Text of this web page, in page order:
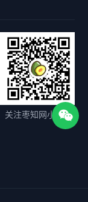
关注枣知网小程序